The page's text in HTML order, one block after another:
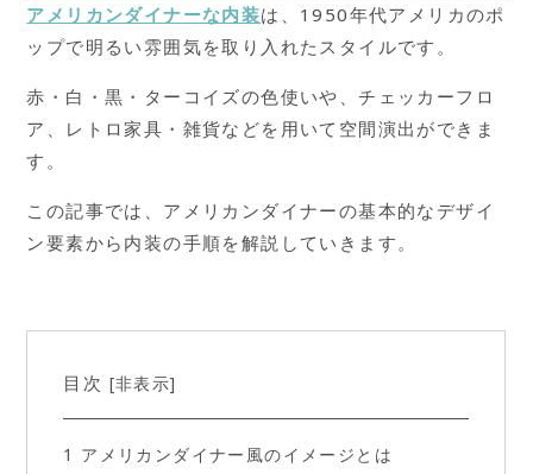
アメリカンダイナーな内装は、1950年代アメリカのポ
ップで明るい雰囲気を取り入れたスタイルです。
赤・白・黒・ターコイズの色使いや、チェッカーフロ
ア、レトロ家具・雑貨などを用いて空間演出ができま
す。
この記事では、アメリカンダイナーの基本的なデザイ
ン要素から内装の手順を解説していきます。
目次 [非表示]
1 アメリカンダイナー風のイメージとは